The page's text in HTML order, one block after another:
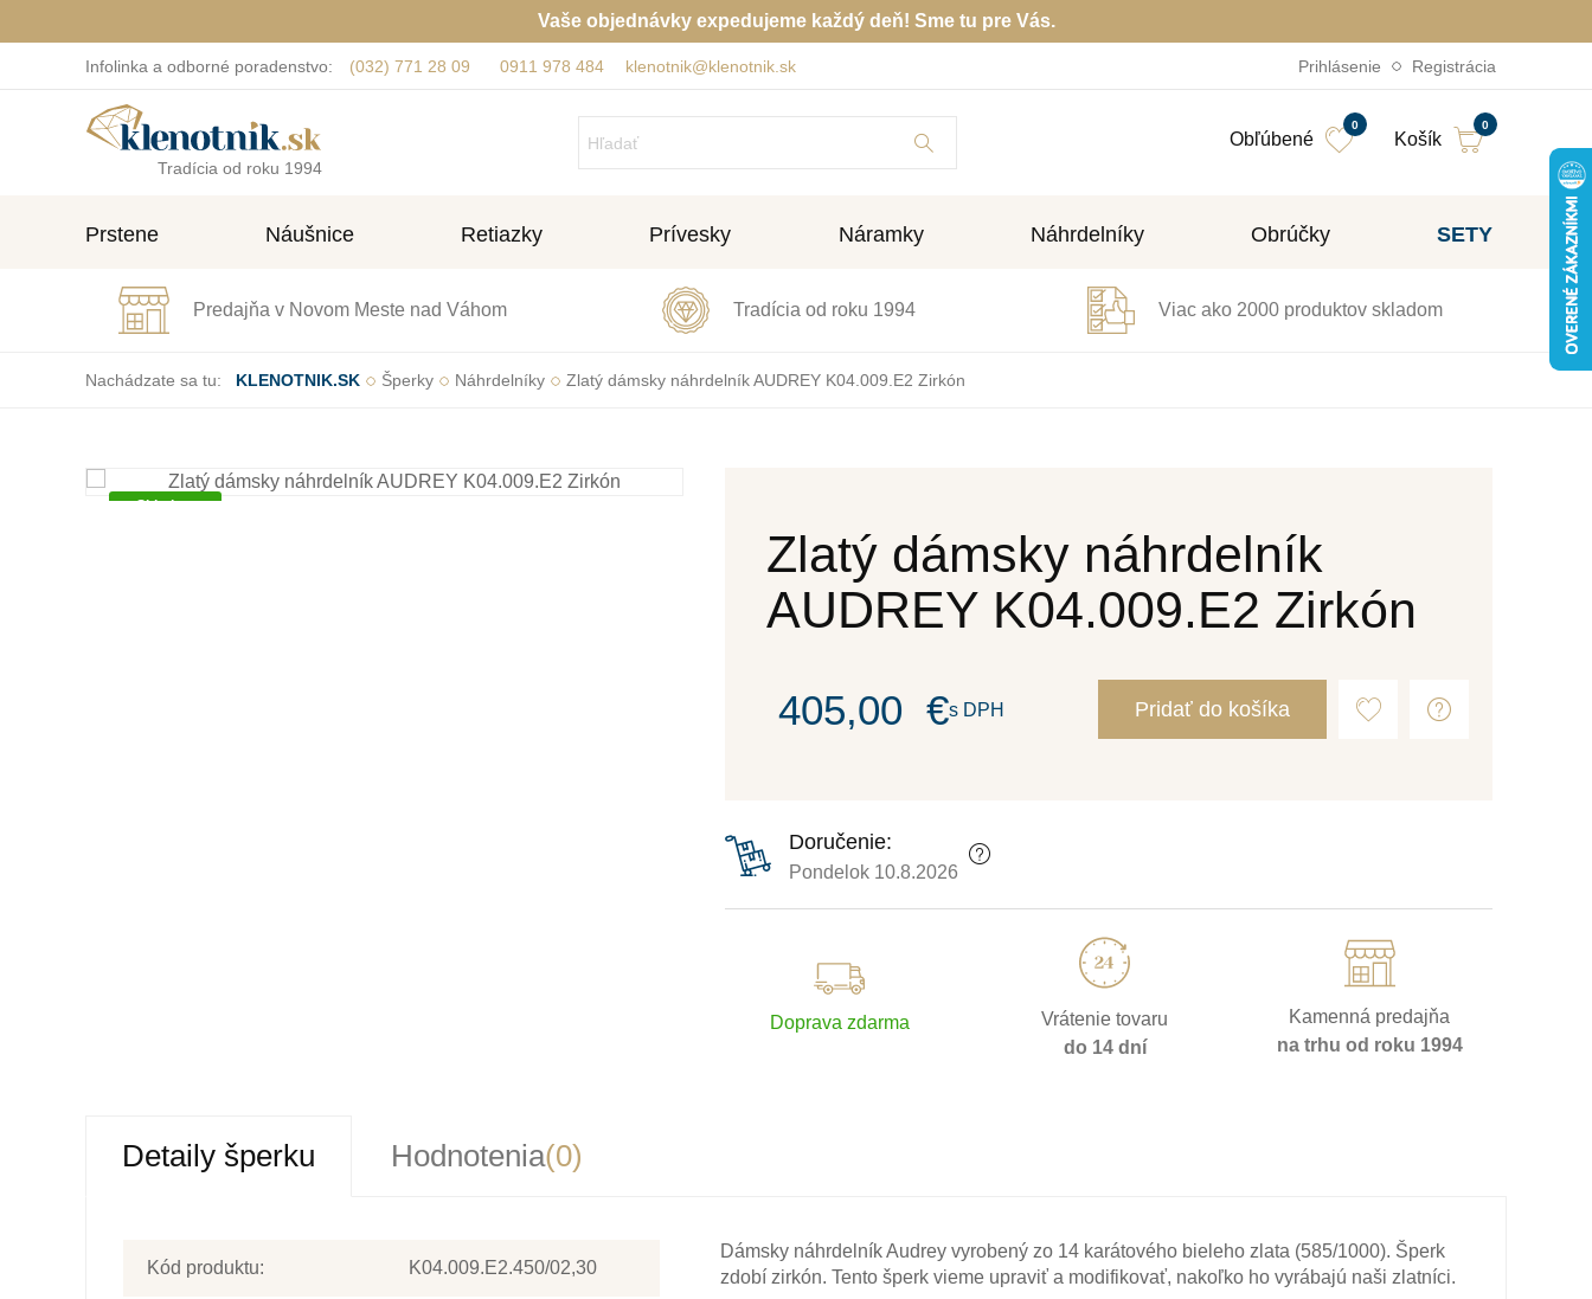
Vaše objednávky expedujeme každý deň! Sme tu pre Vás.
Infolinka a odborné poradenstvo: (032) 771 28 09 0911 978 484 klenotnik@klenotnik.sk Prihlásenie Registrácia
Tradícia od roku 1994
Obľúbené
0
Košík
0
Prstene Náušnice Retiazky Prívesky Náramky Náhrdelníky Obrúčky SETY
Predajňa v Novom Meste nad Váhom Tradícia od roku 1994 Viac ako 2000 produktov skladom
Nachádzate sa tu: KLENOTNIK.SK Šperky Náhrdelníky Zlatý dámsky náhrdelník AUDREY K04.009.E2 Zirkón
Skladom
Zlatý dámsky náhrdelník
AUDREY K04.009.E2 Zirkón
405,00 €s DPH Pridať do košíka
Doručenie:
Pondelok 10.8.2026
Doprava zdarma
Vrátenie tovaru
do 14 dní
Kamenná predajňa
na trhu od roku 1994
Detaily šperku Hodnotenia(0)
Kód produktu: K04.009.E2.450/02,30
Dámsky náhrdelník Audrey vyrobený zo 14 karátového bieleho zlata (585/1000). Šperk
zdobí zirkón. Tento šperk vieme upraviť a modifikovať, nakoľko ho vyrábajú naši zlatníci.